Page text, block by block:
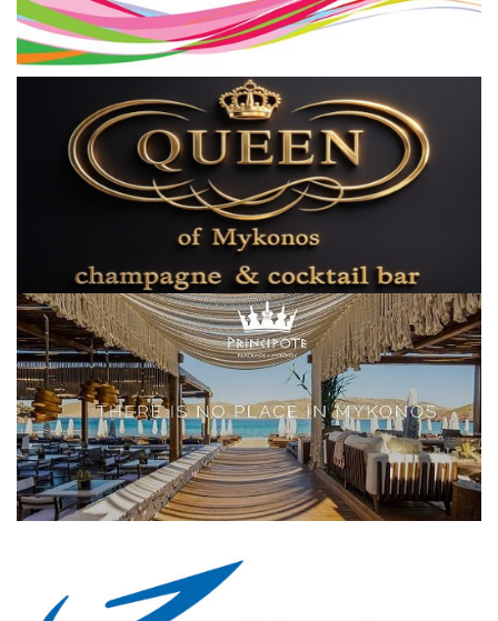
Opinion + Analysis
L’Art des Sens
All News
Local Elections 2023
Elections 2023
Γλώσσα
Ελληνικά English